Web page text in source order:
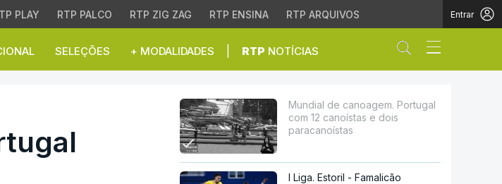
PLAY RTP PALCO RTP ZIG ZAG RTP ENSINA RTP ARQUIVOS Entrar
SELEÇÕES + MODALIDADES RTP NOTÍCIAS Abrir campo
com 12 canoístas e dois
Mundial de canoagem. Portugal
com 12 canoístas e dois
paracanoístas
I Liga. Estoril - Famalicão